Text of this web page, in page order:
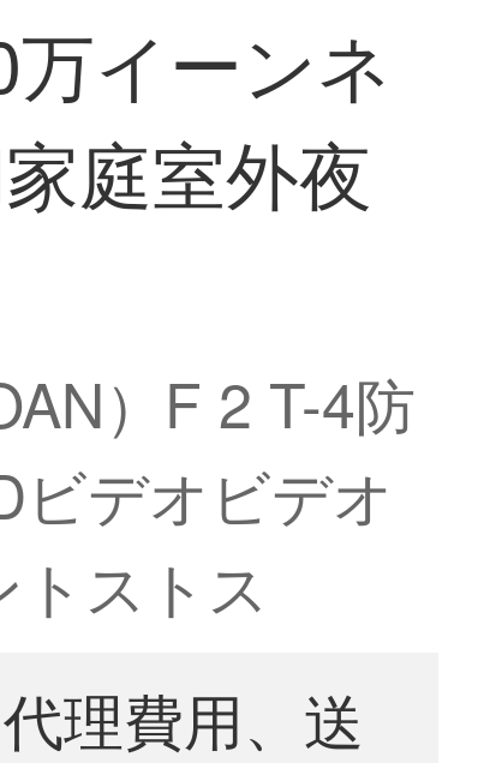
イーンネ
庭室外夜
）F 2 T-4防
デオビデオ
ストス
理費用、送